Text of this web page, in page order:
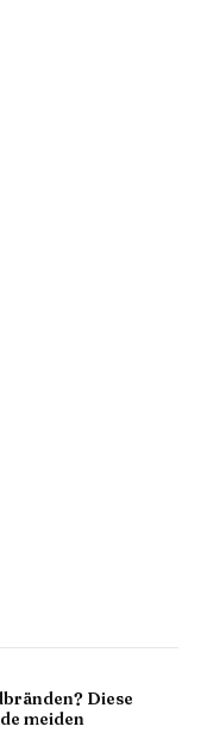
Diese
meiden